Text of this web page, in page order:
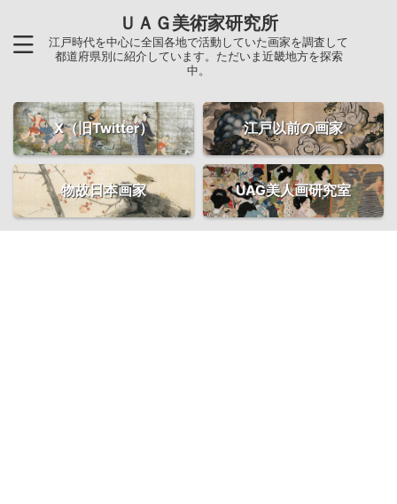
ＵＡＧ美術家研究所
江戸時代を中心に全国各地で活動していた画家を調査して
都道府県別に紹介しています。ただいま近畿地方を探索
中。
X（旧Twitter） 江戸以前の画家
物故日本画家 UAG美人画研究室